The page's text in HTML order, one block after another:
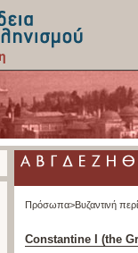
Πρόσωπα>Βυζαντινή
Constantine I (the